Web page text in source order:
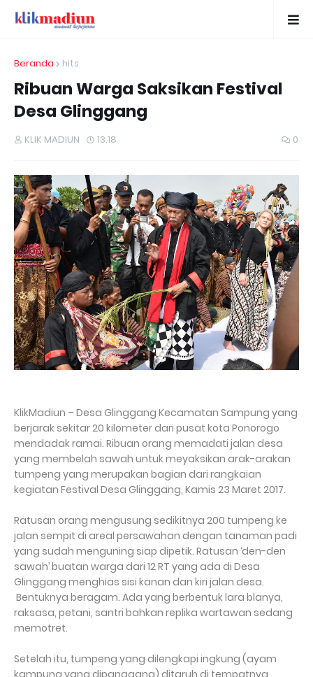
Beranda hits
Ribuan Warga Saksikan Festival
Desa Glinggang
KLIK MADIUN 13.18 0
KlikMadiun – Desa Glinggang Kecamatan Sampung yang
berjarak sekitar 20 kilometer dari pusat kota Ponorogo
mendadak ramai. Ribuan orang memadati jalan desa
yang membelah sawah untuk meyaksikan arak-arakan
tumpeng yang merupakan bagian dari rangkaian
kegiatan Festival Desa Glinggang, Kamis 23 Maret 2017.
Ratusan orang mengusung sedikitnya 200 tumpeng ke
jalan sempit di areal persawahan dengan tanaman padi
yang sudah menguning siap dipetik. Ratusan ‘den-den
sawah’ buatan warga dari 12 RT yang ada di Desa
Glinggang menghias sisi kanan dan kiri jalan desa.
Bentuknya beragam. Ada yang berbentuk lara blanya,
raksasa, petani, santri bahkan replika wartawan sedang
memotret.
Setelah itu, tumpeng yang dilengkapi ingkung (ayam
kampung yang dipanggang) ditaruh di tempatnya